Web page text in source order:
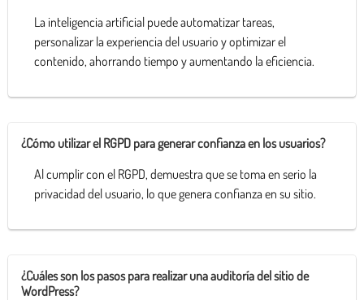
La inteligencia artificial puede automatizar tareas,
personalizar la experiencia del usuario y optimizar el
contenido, ahorrando tiempo y aumentando la eficiencia.
¿Cómo utilizar el RGPD para generar confianza en los usuarios?
Al cumplir con el RGPD, demuestra que se toma en serio la
privacidad del usuario, lo que genera confianza en su sitio.
¿Cuáles son los pasos para realizar una auditoría del sitio de
WordPress?